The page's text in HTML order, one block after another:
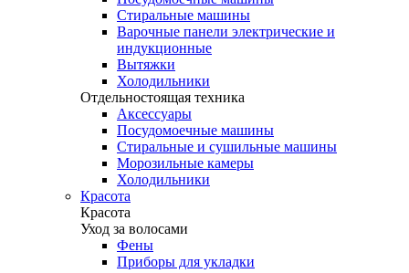
Стиральные машины
Варочные панели электрические и
индукционные
Вытяжки
Холодильники
Отдельностоящая техника
Аксессуары
Посудомоечные машины
Стиральные и сушильные машины
Морозильные камеры
Холодильники
Красота
Красота
Уход за волосами
Фены
Приборы для укладки